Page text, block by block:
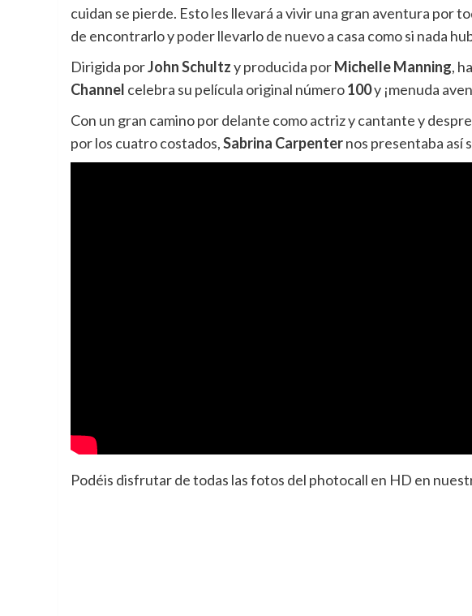
cuidan se pierde. Esto les llevará a vivir una gran aventura por
de encontrarlo y poder llevarlo de nuevo a casa como si nada
Dirigida porJohn Schultzy producida porMichelle Manning,
Channel celebra su película original número100y ¡menuda
Con un gran camino por delante como actriz y cantante y
por los cuatro costados,Sabrina Carpenternos presentaba así
Podéis disfrutar de todas las fotos del photocall en HD en